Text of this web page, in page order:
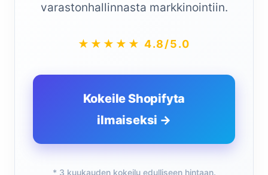
varastonhallinnasta markkinointiin.
★★★★★ 4.8/5.0
Kokeile Shopifyta
ilmaiseksi →
* 3 kuukauden kokeilu edulliseen hintaan.